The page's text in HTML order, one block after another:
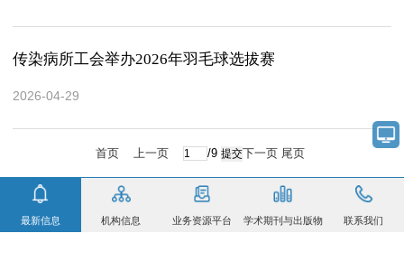
传染病所工会举办2026年羽毛球选拔赛
2026-04-29
首页 上一页 /9 下一页 尾页
最新信息 机构信息 业务资源平台 学术期刊与出版物 联系我们